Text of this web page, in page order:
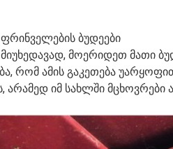
ბუდეები
მოერიდეთ მათი
რომ ამის გაკეთება
იმ სახლში მცხოვრები